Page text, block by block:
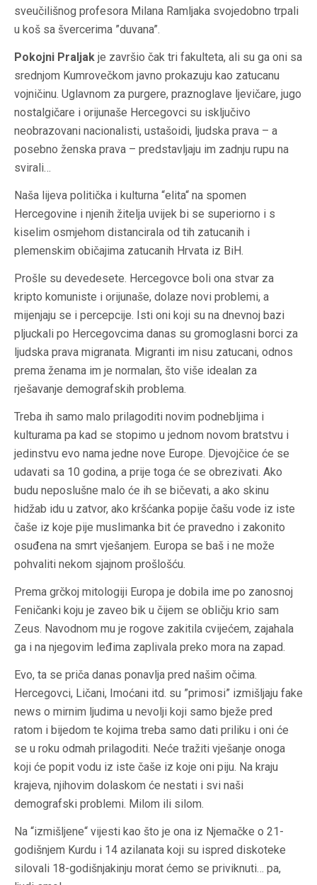
sveučilišnog profesora Milana Ramljaka svojedobno trpali
u koš sa švercerima ”duvana”.
Pokojni Praljak je završio čak tri fakulteta, ali su ga oni sa
srednjom Kumrovečkom javno prokazuju kao zatucanu
vojničinu. Uglavnom za purgere, praznoglave ljevičare, jugo
nostalgičare i orijunaše Hercegovci su isključivo
neobrazovani nacionalisti, ustašoidi, ljudska prava – a
posebno ženska prava – predstavljaju im zadnju rupu na
svirali…
Naša lijeva politička i kulturna “elita“ na spomen
Hercegovine i njenih žitelja uvijek bi se superiorno i s
kiselim osmjehom distancirala od tih zatucanih i
plemenskim običajima zatucanih Hrvata iz BiH.
Prošle su devedesete. Hercegovce boli ona stvar za
kripto komuniste i orijunaše, dolaze novi problemi, a
mijenjaju se i percepcije. Isti oni koji su na dnevnoj bazi
pljuckali po Hercegovcima danas su gromoglasni borci za
ljudska prava migranata. Migranti im nisu zatucani, odnos
prema ženama im je normalan, što više idealan za
rješavanje demografskih problema.
Treba ih samo malo prilagoditi novim podnebljima i
kulturama pa kad se stopimo u jednom novom bratstvu i
jedinstvu evo nama jedne nove Europe. Djevojčice će se
udavati sa 10 godina, a prije toga će se obrezivati. Ako
budu neposlušne malo će ih se bičevati, a ako skinu
hidžab idu u zatvor, ako kršćanka popije čašu vode iz iste
čaše iz koje pije muslimanka bit će pravedno i zakonito
osuđena na smrt vješanjem. Europa se baš i ne može
pohvaliti nekom sjajnom prošlošću.
Prema grčkoj mitologiji Europa je dobila ime po zanosnoj
Feničanki koju je zaveo bik u čijem se obličju krio sam
Zeus. Navodnom mu je rogove zakitila cvijećem, zajahala
ga i na njegovim leđima zaplivala preko mora na zapad.
Evo, ta se priča danas ponavlja pred našim očima.
Hercegovci, Ličani, Imoćani itd. su ”primosi” izmišljaju fake
news o mirnim ljudima u nevolji koji samo bježe pred
ratom i bijedom te kojima treba samo dati priliku i oni će
se u roku odmah prilagoditi. Neće tražiti vješanje onoga
koji će popit vodu iz iste čaše iz koje oni piju. Na kraju
krajeva, njihovim dolaskom će nestati i svi naši
demografski problemi. Milom ili silom.
Na “izmišljene“ vijesti kao što je ona iz Njemačke o 21-
godišnjem Kurdu i 14 azilanata koji su ispred diskoteke
silovali 18-godišnjakinju morat ćemo se priviknuti… pa,